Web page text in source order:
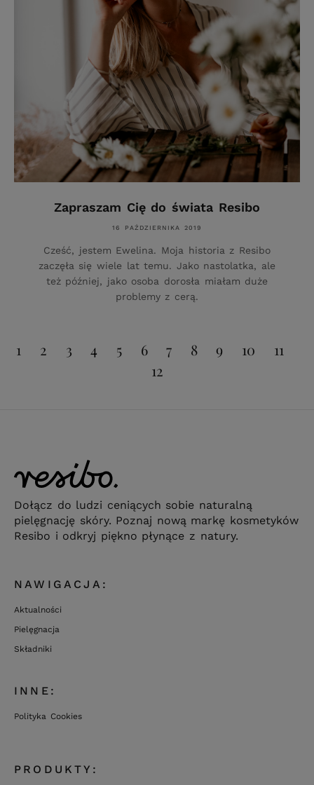
Zapraszam Cię do świata Resibo
16 PAŹDZIERNIKA 2019
Cześć, jestem Ewelina. Moja historia z Resibo
zaczęła się wiele lat temu. Jako nastolatka, ale
też później, jako osoba dorosła miałam duże
problemy z cerą.
1 2 3 4 5 6 7 8 9 10
11
12
Dołącz do ludzi ceniących sobie naturalną
pielęgnację skóry. Poznaj nową markę kosmetyków
Resibo i odkryj piękno płynące z natury.
NAWIGACJA:
Aktualności
Pielęgnacja
Składniki
INNE:
Polityka Cookies
PRODUKTY: